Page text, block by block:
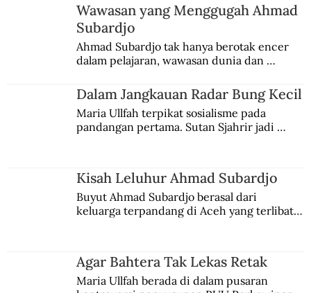
Dalam Jangkauan Radar Bung Kecil
Wawasan yang Menggugah Ahmad
Subardjo
Ahmad Subardjo tak hanya berotak encer
dalam pelajaran, wawasan dunia dan
Jules Verne, Multatuli, hingga Sun Yat-sen.
Dalam Jangkauan Radar Bung Kecil
Maria Ullfah terpikat sosialisme pada
pandangan pertama. Sutan Sjahrir jadi
Kisah Leluhur Ahmad Subardjo
Buyut Ahmad Subardjo berasal dari
keluarga terpandang di Aceh yang terlibat
Agar Bahtera Tak Lekas Retak
Maria Ullfah berada di dalam pusaran